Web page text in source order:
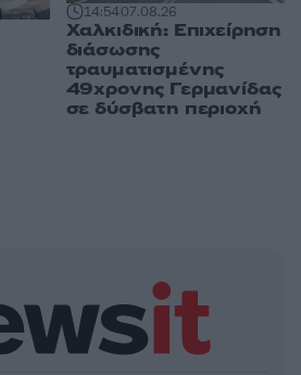
14:5407.08.26
Χαλκιδική: Επιχείρηση
διάσωσης
τραυματισμένης
49χρονης Γερμανίδας
σε δύσβατη περιοχή